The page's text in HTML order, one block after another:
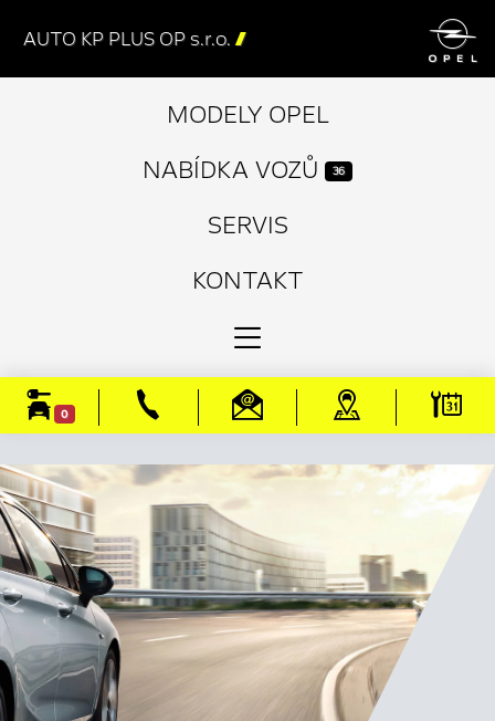

AUTO KP PLUS OP s.r.o. 
MODELY OPEL
NABÍDKA VOZŮ 36
SERVIS
KONTAKT
0